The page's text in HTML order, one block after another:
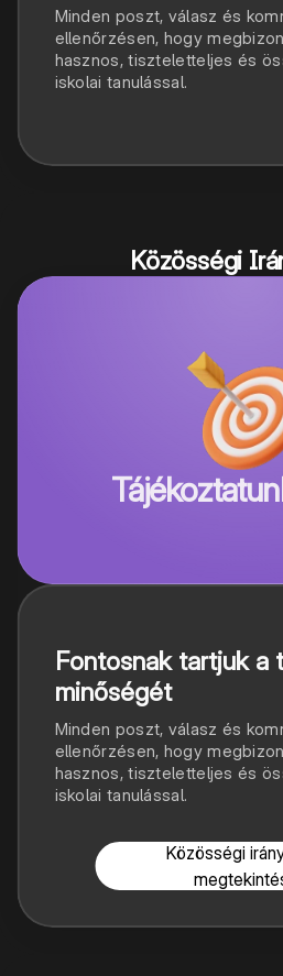
Minden poszt, válasz és
ellenőrzésen, hogy
hasznos, tiszteletteljes és
iskolai tanulással.
Közösségi
Fontosnak tartjuk a
minőségét
Minden poszt, válasz és
ellenőrzésen, hogy
hasznos, tiszteletteljes és
iskolai tanulással.
Közösségi